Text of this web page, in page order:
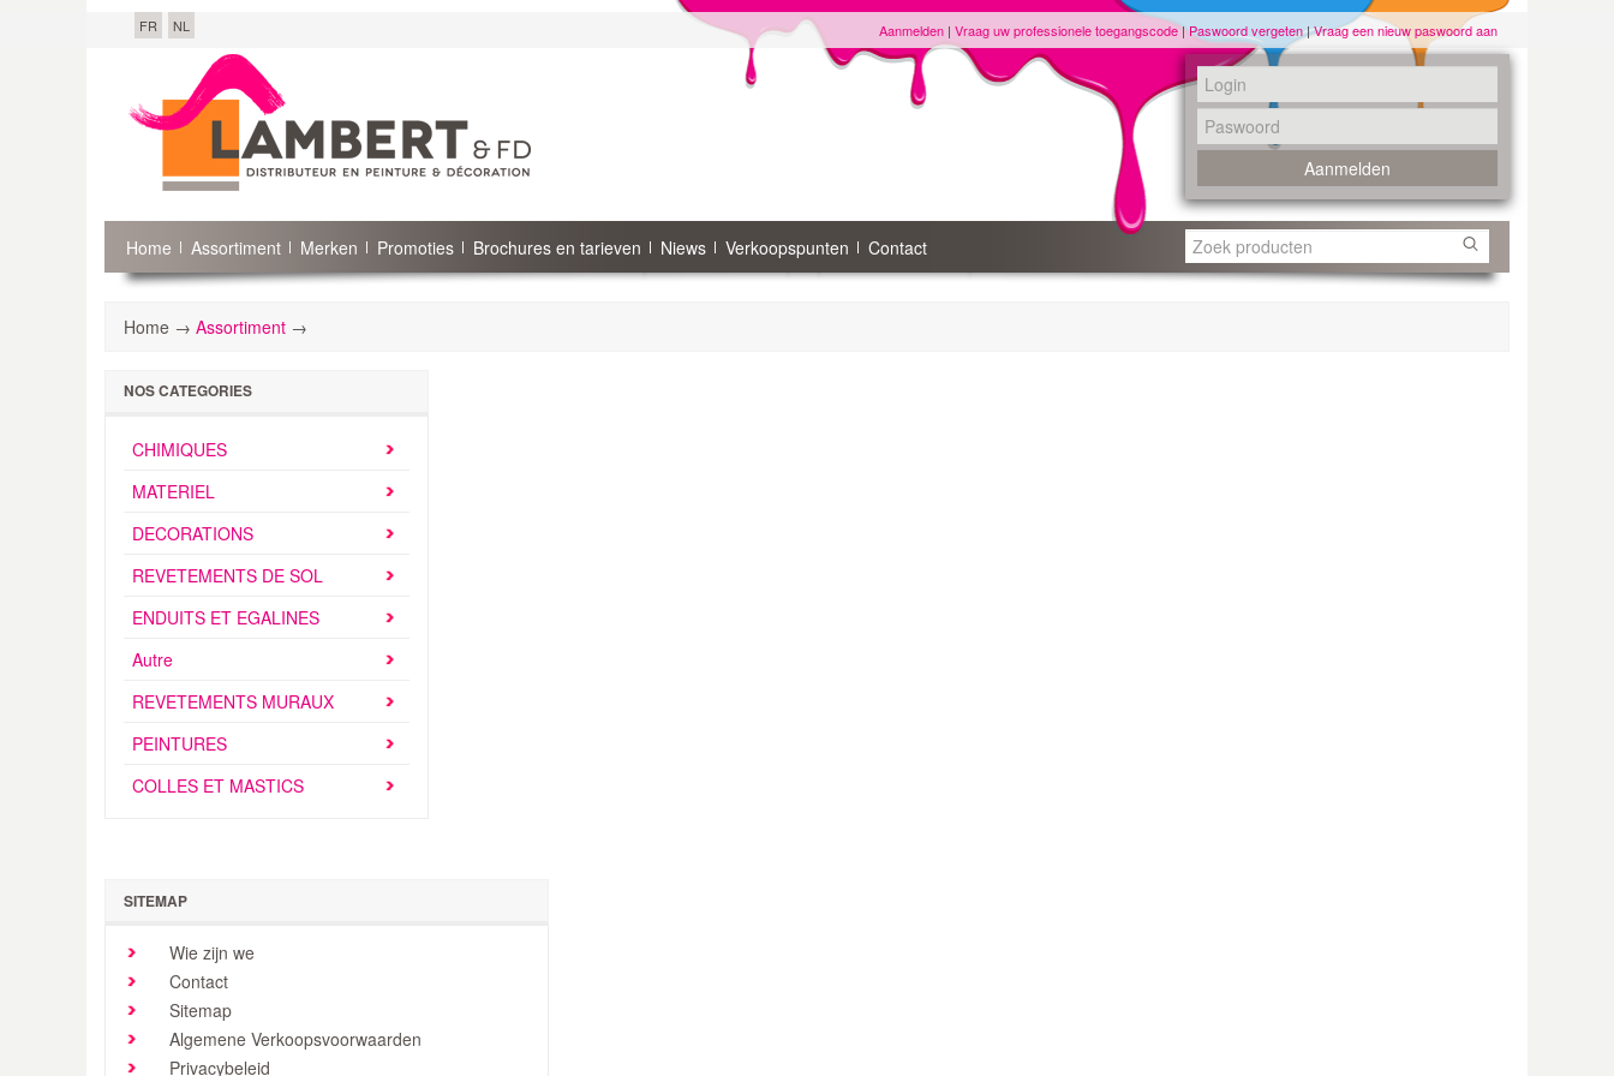
FR NL Aanmelden | Vraag uw professionele toegangscode|Paswoord vergeten|Vraag een nieuw paswoord aan
Home Assortiment Merken Promoties Brochures en tarieven Niews Verkoopspunten Contact
Home → Assortiment →
NOS CATEGORIES
CHIMIQUES
MATERIEL
DECORATIONS
REVETEMENTS DE SOL
ENDUITS ET EGALINES
Autre
REVETEMENTS MURAUX
PEINTURES
COLLES ET MASTICS
SITEMAP
Wie zijn we
Contact
Sitemap
Algemene Verkoopsvoorwaarden
Privacybeleid